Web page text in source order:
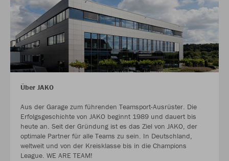
Über JAKO
Aus der Garage zum führenden Teamsport-Ausrüster. Die
Erfolgsgeschichte von JAKO beginnt 1989 und dauert bis
heute an. Seit der Gründung ist es das Ziel von JAKO, der
optimale Partner für alle Teams zu sein. In Deutschland,
weltweit und von der Kreisklasse bis in die Champions
League. WE ARE TEAM!